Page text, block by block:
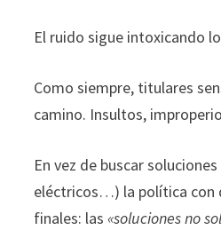
El ruido sigue intoxicando
Como siempre, titulares
camino. Insultos,
En vez de buscar
eléctricos…) la política con
finales: las«soluciones no
nuestra web
mejor posible
durante tu
visita. Si
cookies,
algunas
desaparecerán